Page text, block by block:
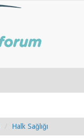
Halk Sağlığı